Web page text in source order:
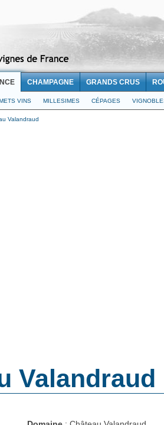
CHAMPAGNE GRANDS CRUS
VINS MILLESIMES CÉPAGES
Valandraud
Valandraud